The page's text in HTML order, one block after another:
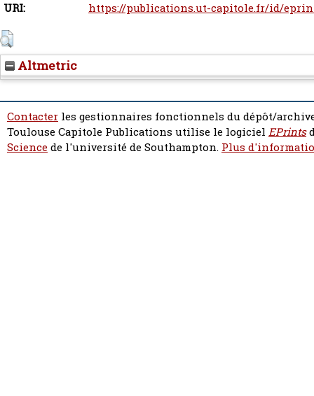
URI:
https://publications.ut-capitole.fr/id/
Altmetric
Contacter les gestionnaires fonctionnels du dépôt/
Toulouse Capitole Publications utilise le logiciel EPrints
Sciencede l'université de Southampton. Plus